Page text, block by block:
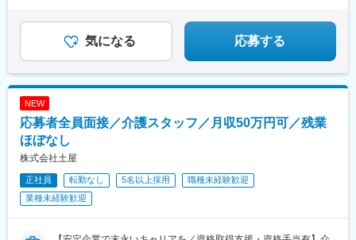
用会社負担等の移住支援あり（規定有）・U・Iターン転勤希望者
への1年間の支援あり（規定有）★江戸川・川崎・湘南・川越・香
川・徳島・青森にて新規事業所オープン！
気になる 応募する
NEW
応募者全員面接／介護スタッフ／月収50万円可／残業
ほぼなし
株式会社土屋
正社員 転勤なし 5名以上採用
職種未経験歓迎
業種未経験歓迎